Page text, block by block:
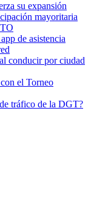
su expansión
mayoritaria
de asistencia
conducir por ciudad
el Torneo
tráfico de la DGT?